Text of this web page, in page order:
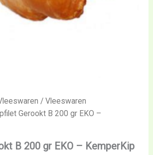
/Vleeswaren
Gerookt B 200 gr EKO –
B 200 gr EKO – KemperKip